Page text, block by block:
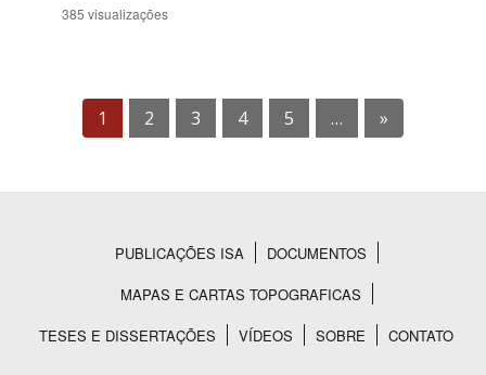
385 visualizações
1 2 3 4 5 … »
Rodapé
PUBLICAÇÕES ISA
DOCUMENTOS
MAPAS E CARTAS TOPOGRAFICAS
TESES E DISSERTAÇÕES
VÍDEOS SOBRE CONTATO